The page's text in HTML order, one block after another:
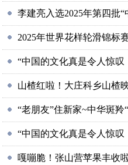
李建亮入选2025年第四批
2025年世界花样轮滑锦标
“中国的文化真是令人惊叹
山楂红啦！大庄科乡山楂
“老朋友”住新家~中华斑
“中国的文化真是令人惊叹
嘎嘣脆！张山营苹果丰收